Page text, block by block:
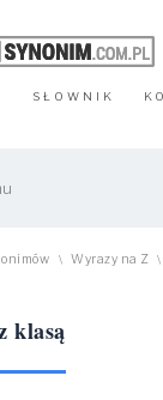
SŁOWNIK
\ Wyrazy na Z \
klasą